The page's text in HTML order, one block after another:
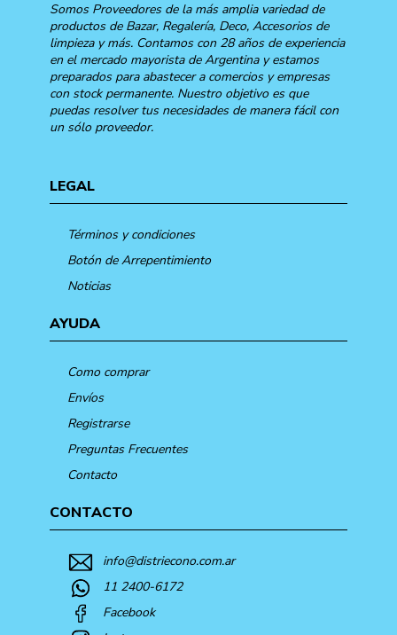
Somos Proveedores de la más amplia variedad de
productos de Bazar, Regalería, Deco, Accesorios de
limpieza y más. Contamos con 28 años de experiencia
en el mercado mayorista de Argentina y estamos
preparados para abastecer a comercios y empresas
con stock permanente. Nuestro objetivo es que
puedas resolver tus necesidades de manera fácil con
un sólo proveedor.
LEGAL
Términos y condiciones
Botón de Arrepentimiento
Noticias
AYUDA
Como comprar
Envíos
Registrarse
Preguntas Frecuentes
Contacto
CONTACTO
info@distriecono.com.ar
11 2400-6172
Facebook